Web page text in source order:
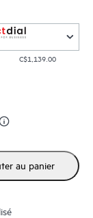
C$1,139.00
au panier